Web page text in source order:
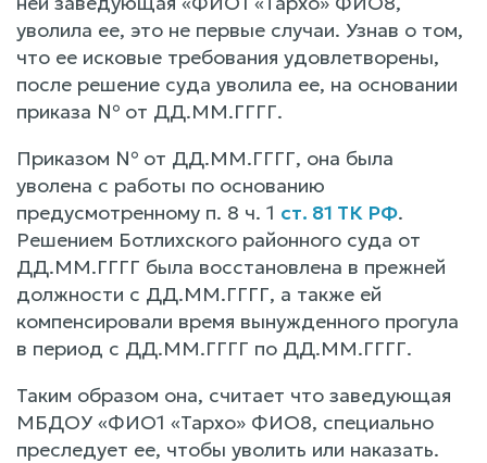
уволила ее, это не первые случаи. Узнав о том,
что ее исковые требования удовлетворены,
после решение суда уволила ее, на основании
приказа № от ДД.ММ.ГГГГ.
Приказом № от ДД.ММ.ГГГГ, она была
уволена с работы по основанию
предусмотренному п. 8 ч. 1 ст. 81 ТК РФ.
Решением Ботлихского районного суда от
ДД.ММ.ГГГГ была восстановлена в прежней
должности с ДД.ММ.ГГГГ, а также ей
компенсировали время вынужденного прогула
в период с ДД.ММ.ГГГГ по ДД.ММ.ГГГГ.
Таким образом она, считает что заведующая
МБДОУ «ФИО1 «Тархо» ФИО8, специально
преследует ее, чтобы уволить или наказать.